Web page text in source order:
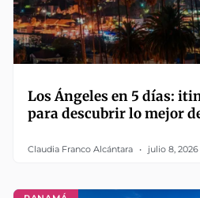
Los Ángeles en 5 días:
para descubrir lo mejor
Claudia Franco Alcántara julio 8, 2026